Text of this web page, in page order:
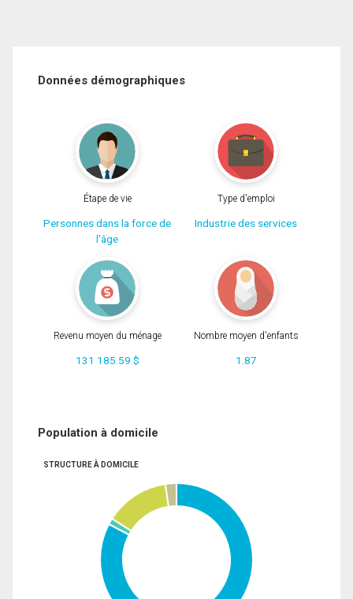
Données démographiques
Étape de vie
Personnes dans la force de
l'âge
Type d'emploi
Industrie des services
Revenu moyen du ménage
131 185.59 $
Nombre moyen d'enfants
1.87
Population à domicile
STRUCTURE À DOMICILE